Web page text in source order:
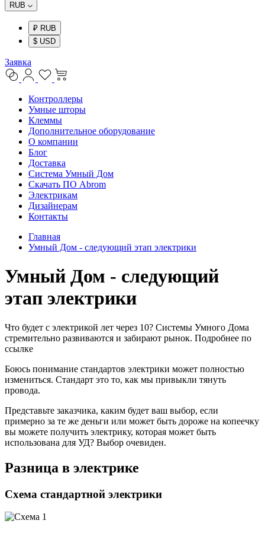
RUB
₽ RUB
$ USD
Заявка
Контроллеры
Умные шторы
Клеммы
Дополнительное оборудование
О компании
Блог
Доставка
Система Умный Дом
Скачать ПО Abrom
Электрикам
Дизайнерам
Контакты
Главная
Умный Дом - следующий этап электрики
Умный Дом - следующий
этап электрики
Что будет с электрикой лет через 10? Системы Умного Дома
стремительно развиваются и забирают рынок. Подробнее по
ссылке
Боюсь понимание стандартов электрики может полностью
измениться. Стандарт это то, как мы привыкли тянуть
провода.
Представьте заказчика, каким будет ваш выбор, если
примерно за те же деньги или может быть дороже на копеечку
вы можете получить электрику, которая может быть
использована для УД? Выбор очевиден.
Разница в электрике
Схема стандартной электрики